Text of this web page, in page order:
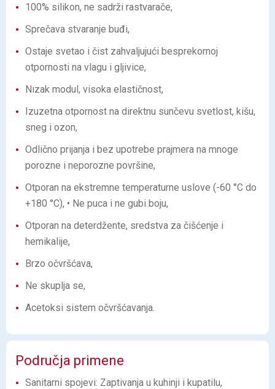
100% silikon, ne sadrži rastvarače,
Sprečava stvaranje buđi,
Ostaje svetao i čist zahvaljujući besprekornoj
otpornosti na vlagu i gljivice,
Nızak modul, visoka elastičnost,
Izuzetna otpornost na direktnu sunčevu svetlost, kišu,
sneg i ozon,
Odlično prijanja i bez upotrebe prajmera na mnoge
porozne i neporozne površine,
Otporan na ekstremne temperaturne uslove (-60 °C do
+180 °C), • Ne puca i ne gubi boju,
Otporan na deterdžente, sredstva za čišćenje i
hemikalije,
Brzo očvršćava,
Ne skuplja se,
Acetoksi sistem očvršćavanja.
Područja primene
Sanitarni spojevi: Zaptivanja u kuhinji i kupatilu,